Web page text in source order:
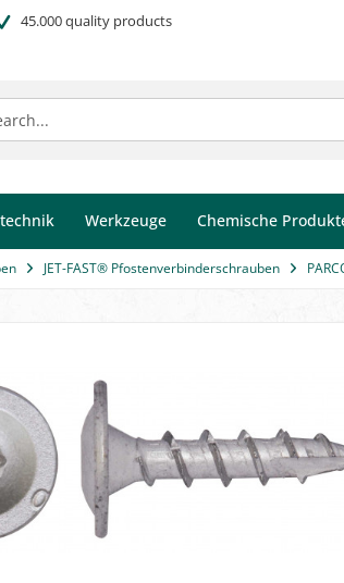
45.000 quality products
Werkzeuge Chemische
JET-FAST® Pfostenverbinderschrauben